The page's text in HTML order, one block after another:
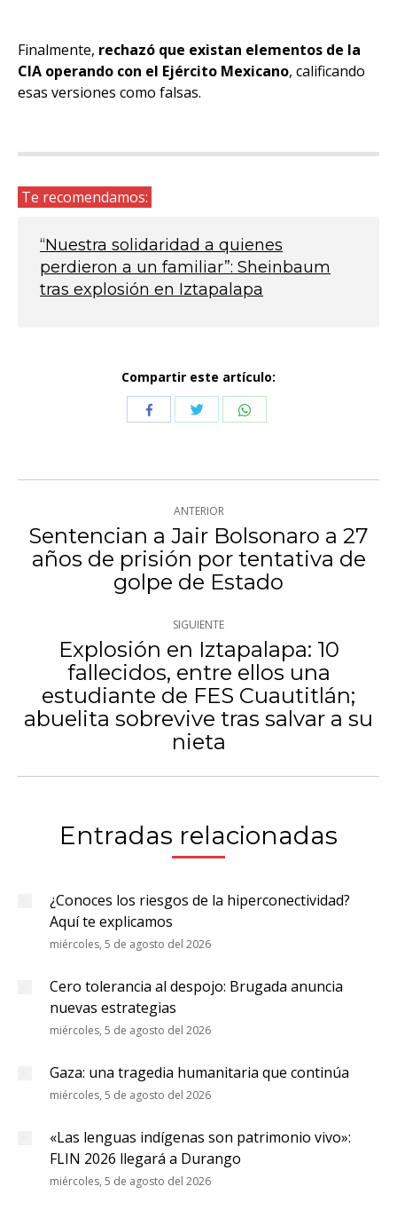
Finalmente, rechazó que existan elementos de la
CIA operando con el Ejército Mexicano, calificando
esas versiones como falsas.
Te recomendamos:
“Nuestra solidaridad a quienes
perdieron a un familiar”: Sheinbaum
tras explosión en Iztapalapa
Compartir este artículo:
CompartirCompartirCompartir
Navegación
entre
publicaciones
ANTERIOR
Publicación
anterior:
Sentencian a Jair Bolsonaro a 27
años de prisión por tentativa de
golpe de Estado
SIGUIENTE
Publicación
siguiente:
Explosión en Iztapalapa: 10
fallecidos, entre ellos una
estudiante de FES Cuautitlán;
abuelita sobrevive tras salvar a su
nieta
Entradas relacionadas
¿Conoces los riesgos de la hiperconectividad?
Aquí te explicamos
miércoles, 5 de agosto del 2026
Cero tolerancia al despojo: Brugada anuncia
nuevas estrategias
miércoles, 5 de agosto del 2026
Gaza: una tragedia humanitaria que continúa
miércoles, 5 de agosto del 2026
«Las lenguas indígenas son patrimonio vivo»:
FLIN 2026 llegará a Durango
miércoles, 5 de agosto del 2026